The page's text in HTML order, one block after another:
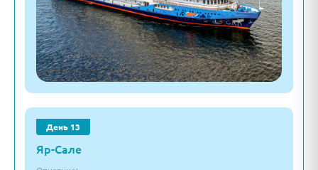
День 13
Яр-Сале